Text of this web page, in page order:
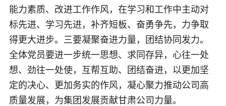
能力素质、改进工作作风，在学习和工作中主动对
标先进、学习先进，补齐短板、奋勇争先，力争取
得更大进步。三要凝聚奋进力量，团结协同发力。
全体党员要进一步统一思想、求同存异，心往一处
想、劲往一处使，互帮互助、团结奋进，以更加坚
定的决心、更加务实的作风，凝心聚力推动公司高
质量发展，为集团发展贡献甘肃公司力量。